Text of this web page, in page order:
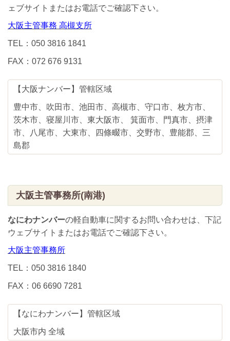
ェブサイトまたはお電話でご確認下さい。
大阪主管事務 高槻支所
TEL：050 3816 1841
FAX：072 676 9131
【大阪ナンバー】管轄区域
豊中市、吹田市、池田市、高槻市、守口市、枚方市、
茨木市、寝屋川市、東大阪市、 箕面市、門真市、摂津
市、八尾市、大東市、四條畷市、交野市、豊能郡、三
島郡
大阪主管事務所(南港)
なにわナンバーの軽自動車に関するお問い合わせは、下記
ウェブサイトまたはお電話でご確認下さい。
大阪主管事務所
TEL：050 3816 1840
FAX：06 6690 7281
【なにわナンバー】管轄区域
大阪市内 全域